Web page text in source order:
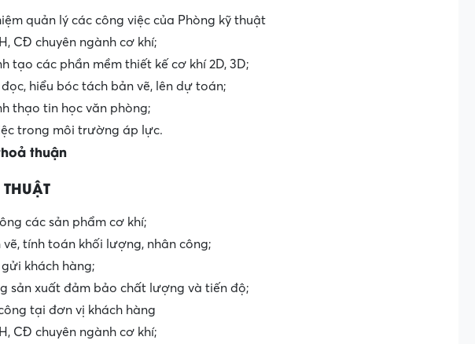
quản lý các công việc của Phòng kỹ thuật
CĐ chuyên ngành cơ khí;
tạo các phần mềm thiết kế cơ khí 2D, 3D;
hiểu bóc tách bản vẽ, lên dự toán;
thạo tin học văn phòng;
trong môi trường áp lực.
thuận
các sản phẩm cơ khí;
vẽ, tính toán khối lượng, nhân công;
khách hàng;
sản xuất đảm bảo chất lượng và tiến độ;
tại đơn vị khách hàng
CĐ chuyên ngành cơ khí;